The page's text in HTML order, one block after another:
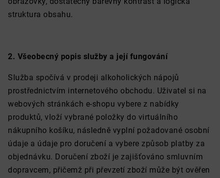
struktura obsahu.
2. Všeobecný popis služby a její fungování
Služba spočívá v prodeji alkoholických nápojů
prostřednictvím internetového obchodu. Uživatel si na
webových stránkách e-shopu vybere z nabídky
produktů, vloží vybrané položky do virtuálního
nákupního košíku, následně vyplní požadované osobní
údaje a údaje pro doručení a vybere způsob platby za
objednávku. Doručení zboží je zajišťováno smluvním
dopravcem, přičemž při převzetí zboží může být ověřen